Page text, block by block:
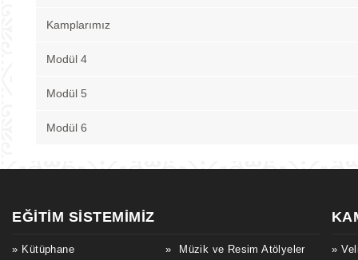
Kamplarımız
Modül 4
Modül 5
Modül 6
EĞITIM SISTEMIMIZ
Kütüphane Müzik ve Resim Atölyeler